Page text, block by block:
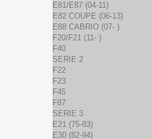
E81/E87 (04-11)
E82 COUPE (06-13)
E88 CABRIO (07- )
F20/F21 (11- )
F40
SERIE 2
F22
F23
F45
F87
SERIE 3
E21 (75-83)
E30 (82-94)